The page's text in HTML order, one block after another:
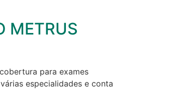
METRUS
para exames
especialidades e conta